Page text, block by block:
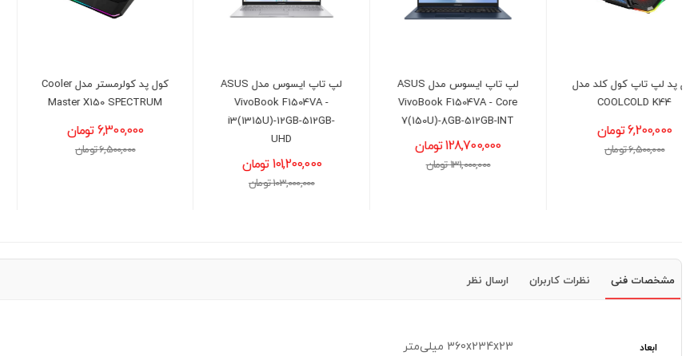
لپ تاپ ایسوس مدل ASUS
VivoBook F1504VA - Core
7(150U)-8GB-512GB-INT
128,700,000 تومان
لپ تاپ ایسوس مدل ASUS
VivoBook F1504VA -
i3(1315U)-12GB-512GB-
UHD
101,200,000 تومان
کول پد کولرمستر مدل Cooler
Master X150 SPECTRUM
6,300,000 تومان
رم لپ تاپ کروشیال مدل
گیگابایت
10,500,000 تومان
مشخصات فنی نظرات کاربران ارسال نظر
ابعاد 360x234x23 میلی‌متر